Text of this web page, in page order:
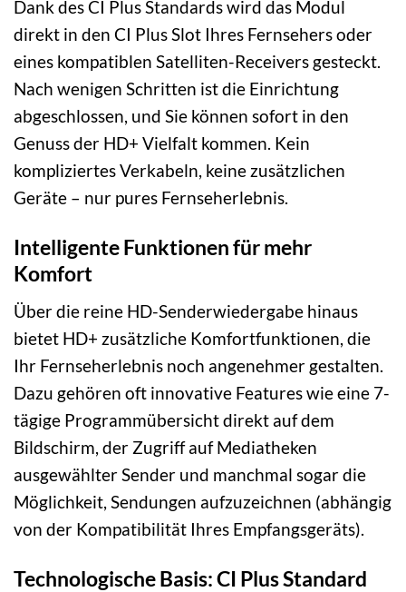
Dank des CI Plus Standards wird das Modul
direkt in den CI Plus Slot Ihres Fernsehers oder
eines kompatiblen Satelliten-Receivers gesteckt.
Nach wenigen Schritten ist die Einrichtung
abgeschlossen, und Sie können sofort in den
Genuss der HD+ Vielfalt kommen. Kein
kompliziertes Verkabeln, keine zusätzlichen
Geräte – nur pures Fernseherlebnis.
Intelligente Funktionen für mehr
Komfort
Über die reine HD-Senderwiedergabe hinaus
bietet HD+ zusätzliche Komfortfunktionen, die
Ihr Fernseherlebnis noch angenehmer gestalten.
Dazu gehören oft innovative Features wie eine 7-
tägige Programmübersicht direkt auf dem
Bildschirm, der Zugriff auf Mediatheken
ausgewählter Sender und manchmal sogar die
Möglichkeit, Sendungen aufzuzeichnen (abhängig
von der Kompatibilität Ihres Empfangsgeräts).
Technologische Basis: CI Plus Standard